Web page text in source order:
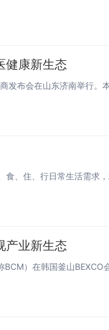
健康新生态
产业新生态
）在韩国釜山BEXCO